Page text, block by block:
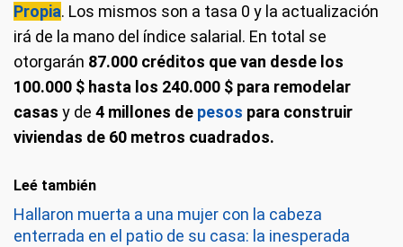
Propia. Los mismos son a tasa 0 y la actualización
irá de la mano del índice salarial. En total se
otorgarán 87.000 créditos que van desde los
100.000 $ hasta los 240.000 $ para remodelar
casas y de 4 millones de pesos para construir
viviendas de 60 metros cuadrados.
Leé también
Hallaron muerta a una mujer con la cabeza
enterrada en el patio de su casa: la inesperada